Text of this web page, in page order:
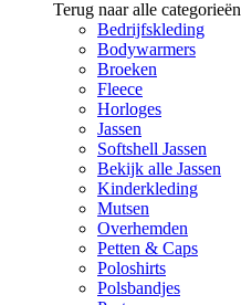
Terug naar alle categorieën
Bedrijfskleding
Bodywarmers
Broeken
Fleece
Horloges
Jassen
Softshell Jassen
Bekijk alle Jassen
Kinderkleding
Mutsen
Overhemden
Petten & Caps
Poloshirts
Polsbandjes